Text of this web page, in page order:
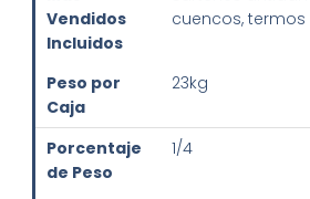
Vendidos
Incluidos
cuencos, termos
Peso por
Caja
23kg
Porcentaje
de Peso
1/4